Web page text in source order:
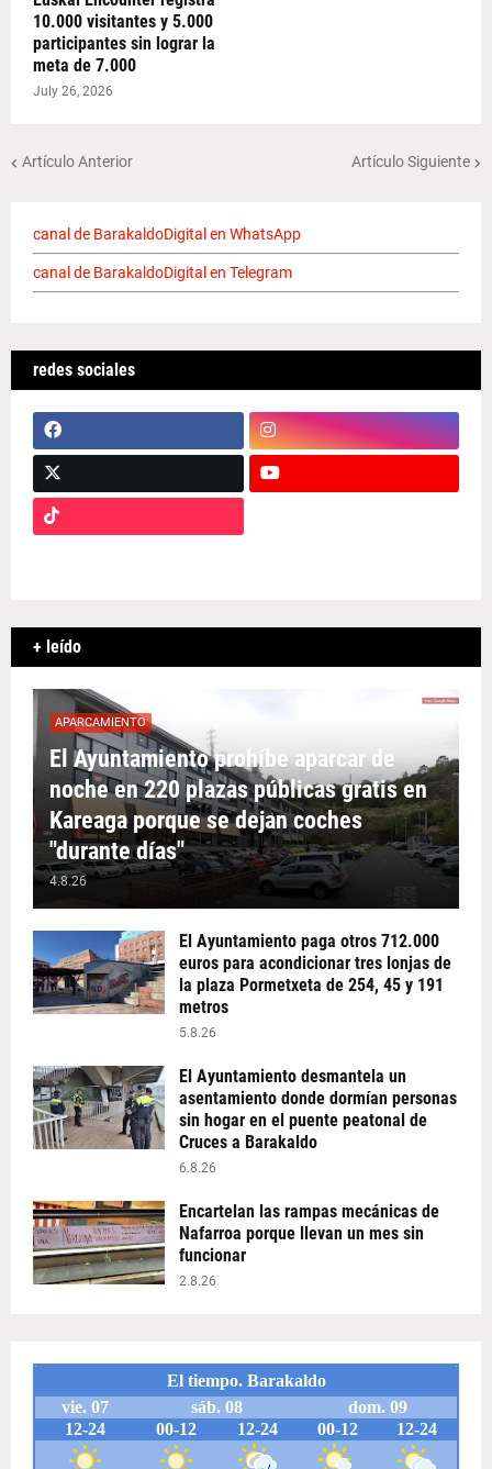
10.000 visitantes y 5.000
participantes sin lograr la
meta de 7.000
July 26, 2026
Artículo Anterior Artículo Siguiente
canal de BarakaldoDigital en WhatsApp
canal de BarakaldoDigital en Telegram
redes sociales
+ leído
APARCAMIENTO
El Ayuntamiento prohíbe aparcar de
noche en 220 plazas públicas gratis en
Kareaga porque se dejan coches
"durante días"
4.8.26
El Ayuntamiento paga otros 712.000
euros para acondicionar tres lonjas de
la plaza Pormetxeta de 254, 45 y 191
metros
5.8.26
El Ayuntamiento desmantela un
asentamiento donde dormían personas
sin hogar en el puente peatonal de
Cruces a Barakaldo
6.8.26
Encartelan las rampas mecánicas de
Nafarroa porque llevan un mes sin
funcionar
2.8.26